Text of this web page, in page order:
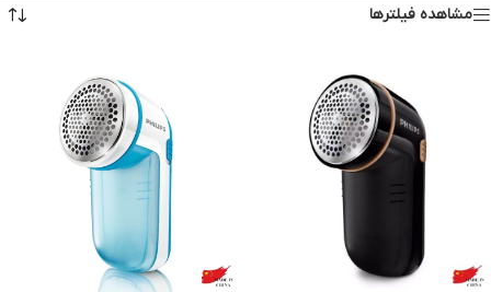
مشاهده فیلترها